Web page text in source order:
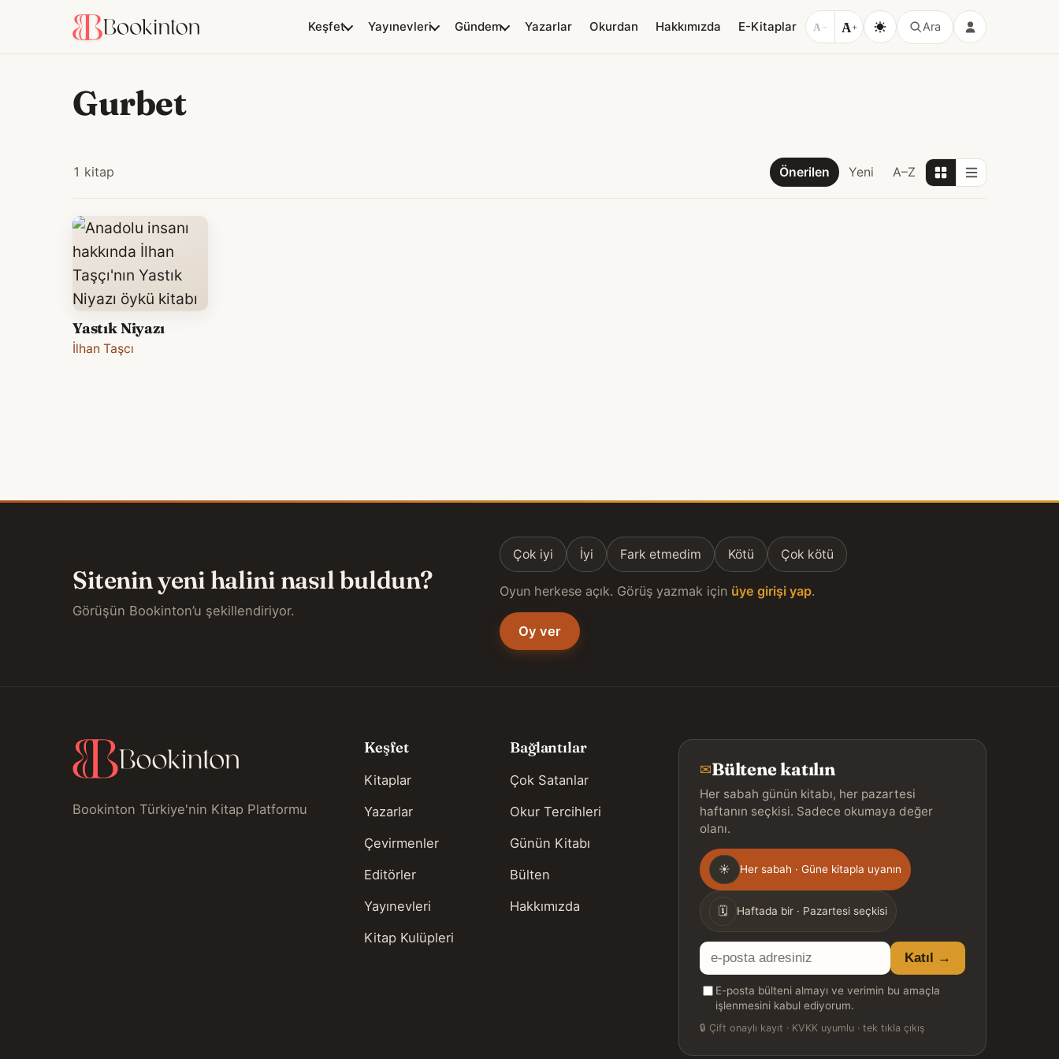
Keşfet Yayınevleri Gündem Yazarlar Okurdan Hakkımızda E-Kitaplar A − A+ Ara
Gurbet
1 kitap Önerilen Yeni A–Z
Yastık Niyazı
İlhan Taşcı
Sitenin yeni halini nasıl buldun?
Görüşün Bookinton’u şekillendiriyor.
Çok iyi İyi Fark etmedim Kötü Çok kötü
Oyun herkese açık. Görüş yazmak için üye girişi yap.
Oy ver
Bookinton Türkiye'nin Kitap Platformu
Keşfet
Kitaplar
Yazarlar
Çevirmenler
Editörler
Yayınevleri
Kitap Kulüpleri
Bağlantılar
Çok Satanlar
Okur Tercihleri
Günün Kitabı
Bülten
Hakkımızda
✉Bültene katılın
Her sabah günün kitabı, her pazartesi
haftanın seçkisi. Sadece okumaya değer
olanı.
Gönderim
sıklığı
☀ Her sabah · Güne kitapla uyanın
🗓 Haftada bir · Pazartesi seçkisi
E-
posta
adresiniz
Katıl →
E-posta bülteni almayı ve verimin bu amaçla
işlenmesini kabul ediyorum.
🔒 Çift onaylı kayıt · KVKK uyumlu · tek tıkla çıkış